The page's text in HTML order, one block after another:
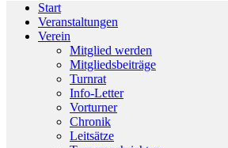
Start
Veranstaltungen
Verein
Mitglied werden
Mitgliedsbeiträge
Turnrat
Info-Letter
Vorturner
Chronik
Leitsätze